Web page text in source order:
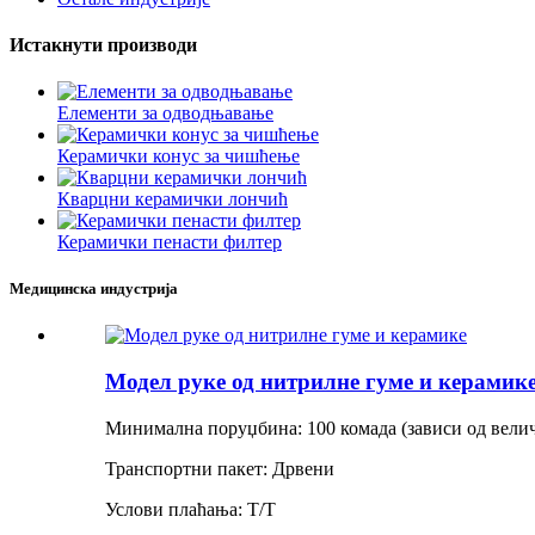
Истакнути производи
Елементи за одводњавање
Керамички конус за чишћење
Кварцни керамички лончић
Керамички пенасти филтер
Медицинска индустрија
Модел руке од нитрилне гуме и
Минимална поруџбина: 100 комада (зависи од
Транспортни пакет: Дрвени
Услови плаћања: Т/Т